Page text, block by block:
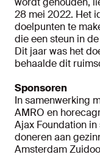
28 mei 2022. Het
doelpunten te
die een steun in
Dit jaar was het
behaalde dit
Sponsoren
In samenwerking
AMRO en
Ajax Foundation
doneren aan
Amsterdam